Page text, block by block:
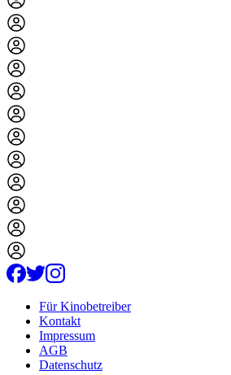
Für Kinobetreiber
Kontakt
Impressum
AGB
Datenschutz